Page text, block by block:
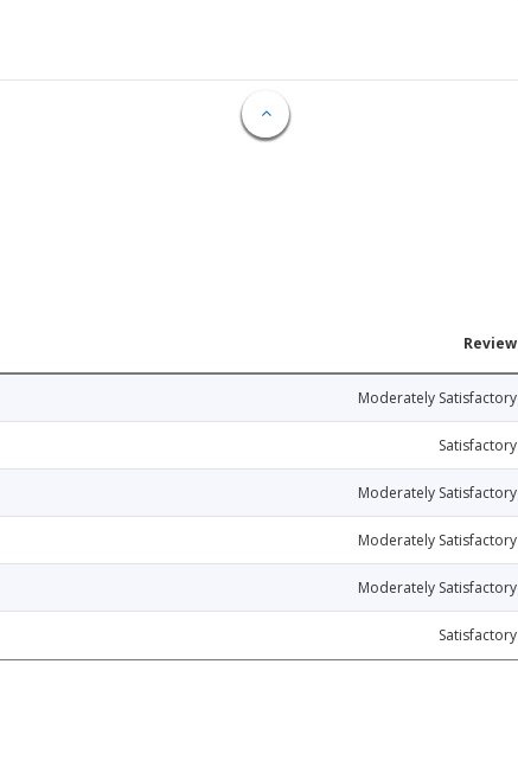
Review
Moderately Satisfactory
Satisfactory
Moderately Satisfactory
Moderately Satisfactory
Moderately Satisfactory
Satisfactory